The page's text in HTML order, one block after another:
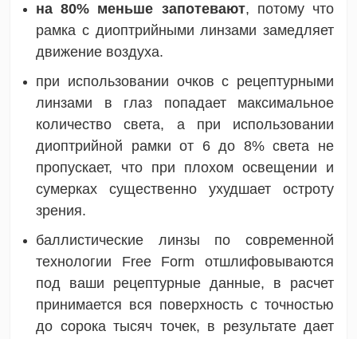
на 80% меньше запотевают, потому что
рамка с диоптрийными линзами замедляет
движение воздуха.
при использовании очков с рецептурными
линзами в глаз попадает максимальное
количество света, а при использовании
диоптрийной рамки от 6 до 8% света не
пропускает, что при плохом освещении и
сумерках существенно ухудшает остроту
зрения.
баллистические линзы по современной
технологии Free Form отшлифовываются
под ваши рецептурные данные, в расчет
принимается вся поверхность с точностью
до сорока тысяч точек, в результате дает